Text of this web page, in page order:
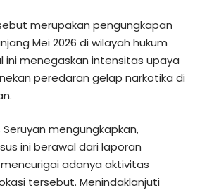
merupakan pengungkapan
Mei 2026 di wilayah hukum
ini menegaskan intensitas upaya
peredaran gelap narkotika di
Seruyan mengungkapkan,
ini berawal dari laporan
adanya aktivitas
tersebut. Menindaklanjuti